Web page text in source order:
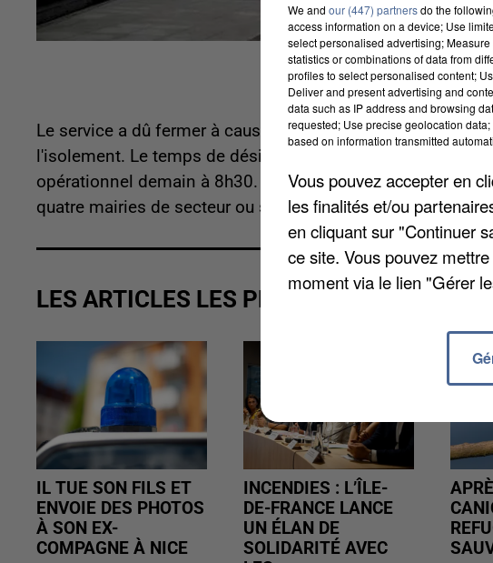
Le service a dû fermer à cause d'un cas de Coronavirus et
l'isolement. Le temps de désinfecter les lieux, le service de
opérationnel demain à 8h30. En cas d'urgence, vous
quatre mairies de secteur ou sur le sitewww.amiens.fr.
LES ARTICLES LES PLUS VUS
IL TUE SON FILS ET
ENVOIE DES PHOTOS
À SON EX-
COMPAGNE À NICE
INCENDIES : L’ÎLE-
DE-FRANCE LANCE
UN ÉLAN DE
SOLIDARITÉ AVEC
We and our (447) partnersdo the
access information on a device; Use
select personalised advertising;
statistics or combinations of data from
profiles to select personalised content;
Deliver and present advertising and
data such as IP address and browsing
requested; Use precise geolocation
based on information transmitted
Vous pouvez accepter en
les finalités et/ou
en cliquant sur "Continuer
ce site. Vous pouvez
moment via le lien "Gérer